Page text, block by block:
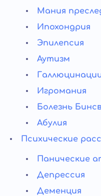
Мания
Ипохондрия
Эпилепсия
Аутизм
Игромания
Болезнь
Абулия
Психические
Панические
Депрессия
Деменция